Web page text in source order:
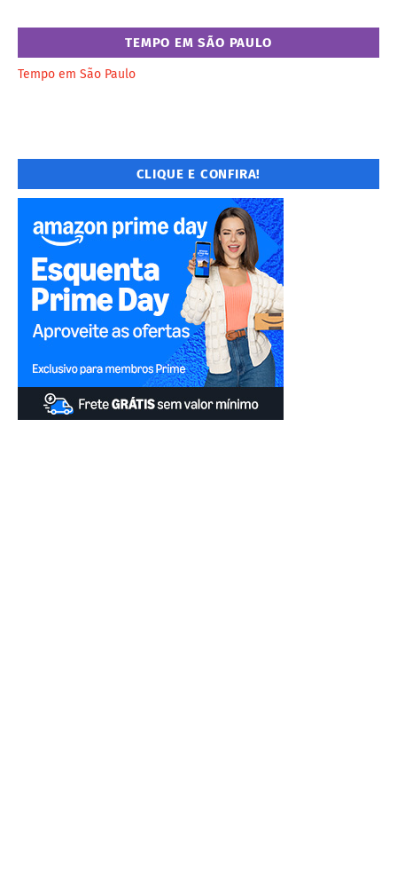
TEMPO EM SÃO PAULO
Tempo em São Paulo
CLIQUE E CONFIRA!